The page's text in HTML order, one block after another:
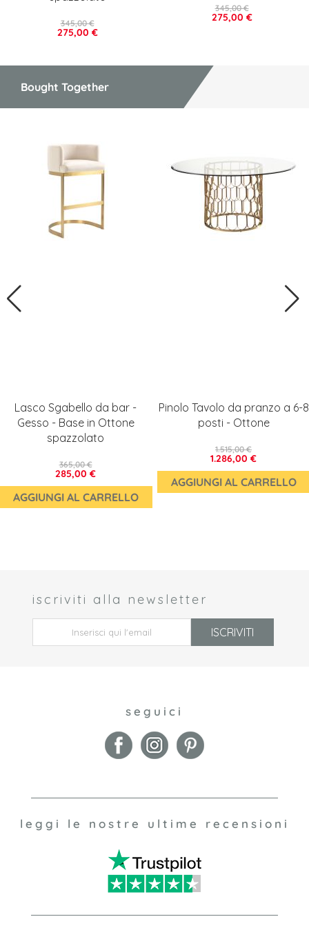
275,00 €
345,00 € 275,00 €
345,00 €
Bought Together
Lasco Sgabello da bar -
Gesso - Base in Ottone
spazzolato
285,00 €
365,00 €
AGGIUNGI AL CARRELLO
Pinolo Tavolo da pranzo a 6-8
posti - Ottone
1.286,00 €
1.515,00 €
AGGIUNGI AL CARRELLO
iscriviti alla newsletter
ISCRIVITI
seguici
leggi le nostre ultime recensioni